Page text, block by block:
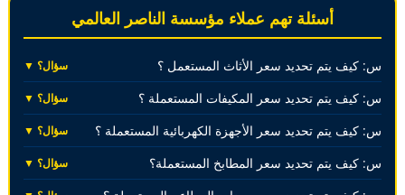
أسئلة تهم عملاء مؤسسة الناصر العالمي
س: كيف يتم تحديد سعر الأثاث المستعمل ؟ سؤال؟ ▼
س: كيف يتم تحديد سعر المكيفات المستعملة ؟ سؤال؟ ▼
س: كيف يتم تحديد سعر الأجهزة الكهربائية المستعملة ؟ سؤال؟ ▼
س: كيف يتم تحديد سعر المطابخ المستعملة؟ سؤال؟ ▼